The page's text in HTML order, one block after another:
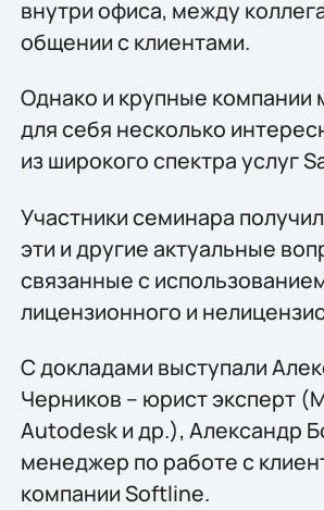
внутри офиса, между
общении с клиентами.
Однако и крупные компании
для себя несколько
из широкого спектра услуг
Участники семинара
эти и другие актуальные
связанные с
лицензионного и
С докладами выступали
Черников – юрист эксперт
Autodesk и др.), Александр
менеджер по работе с
компании Softline.